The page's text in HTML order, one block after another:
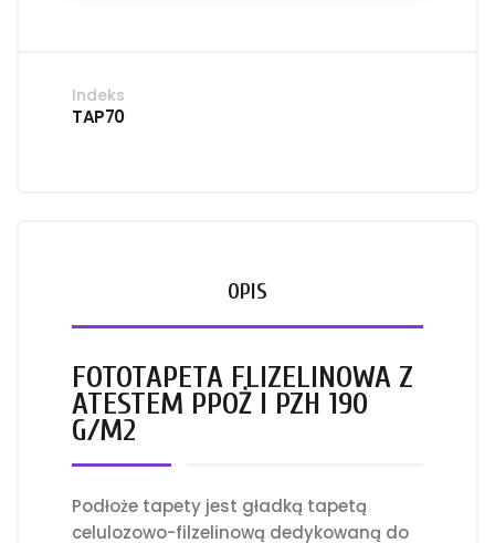
Indeks
TAP70
OPIS
FOTOTAPETA FLIZELINOWA Z
ATESTEM PPOŻ I PZH 190
G/M2
Podłoże tapety jest gładką tapetą
celulozowo-filzelinową dedykowaną do